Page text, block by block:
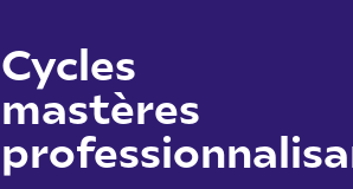
Cycles
mastères